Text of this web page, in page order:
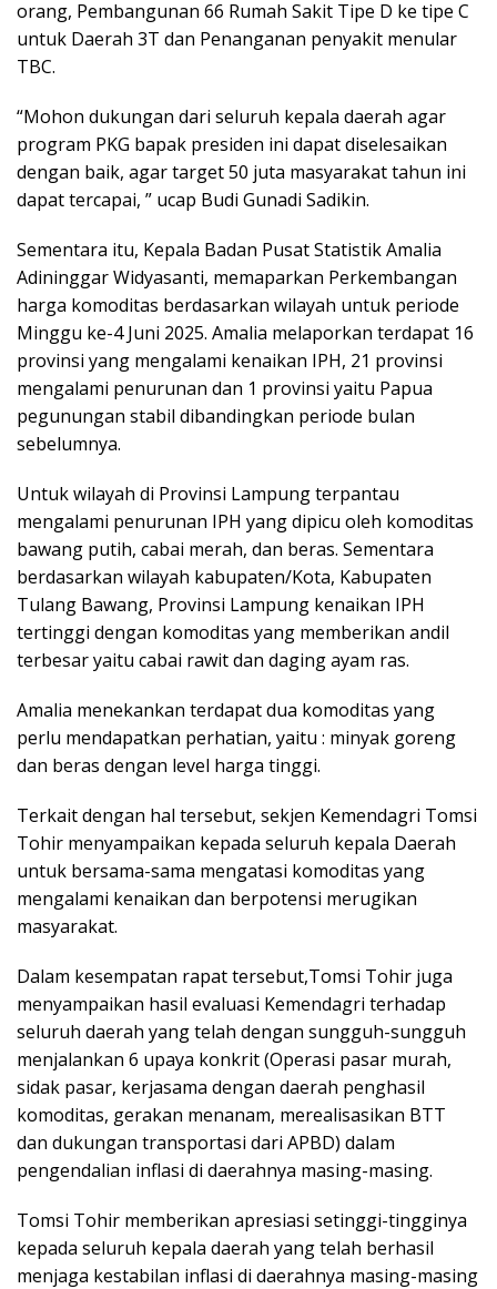
orang, Pembangunan 66 Rumah Sakit Tipe D ke tipe C
untuk Daerah 3T dan Penanganan penyakit menular
TBC.
“Mohon dukungan dari seluruh kepala daerah agar
program PKG bapak presiden ini dapat diselesaikan
dengan baik, agar target 50 juta masyarakat tahun ini
dapat tercapai, ” ucap Budi Gunadi Sadikin.
Sementara itu, Kepala Badan Pusat Statistik Amalia
Adininggar Widyasanti, memaparkan Perkembangan
harga komoditas berdasarkan wilayah untuk periode
Minggu ke-4 Juni 2025. Amalia melaporkan terdapat 16
provinsi yang mengalami kenaikan IPH, 21 provinsi
mengalami penurunan dan 1 provinsi yaitu Papua
pegunungan stabil dibandingkan periode bulan
sebelumnya.
Untuk wilayah di Provinsi Lampung terpantau
mengalami penurunan IPH yang dipicu oleh komoditas
bawang putih, cabai merah, dan beras. Sementara
berdasarkan wilayah kabupaten/Kota, Kabupaten
Tulang Bawang, Provinsi Lampung kenaikan IPH
tertinggi dengan komoditas yang memberikan andil
terbesar yaitu cabai rawit dan daging ayam ras.
Amalia menekankan terdapat dua komoditas yang
perlu mendapatkan perhatian, yaitu : minyak goreng
dan beras dengan level harga tinggi.
Terkait dengan hal tersebut, sekjen Kemendagri Tomsi
Tohir menyampaikan kepada seluruh kepala Daerah
untuk bersama-sama mengatasi komoditas yang
mengalami kenaikan dan berpotensi merugikan
masyarakat.
Dalam kesempatan rapat tersebut,Tomsi Tohir juga
menyampaikan hasil evaluasi Kemendagri terhadap
seluruh daerah yang telah dengan sungguh-sungguh
menjalankan 6 upaya konkrit (Operasi pasar murah,
sidak pasar, kerjasama dengan daerah penghasil
komoditas, gerakan menanam, merealisasikan BTT
dan dukungan transportasi dari APBD) dalam
pengendalian inflasi di daerahnya masing-masing.
Tomsi Tohir memberikan apresiasi setinggi-tingginya
kepada seluruh kepala daerah yang telah berhasil
menjaga kestabilan inflasi di daerahnya masing-masing